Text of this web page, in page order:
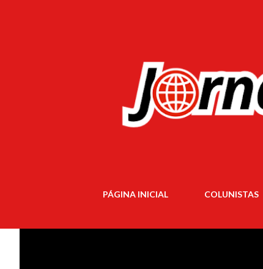
PÁGINA INICIAL COLUNISTAS